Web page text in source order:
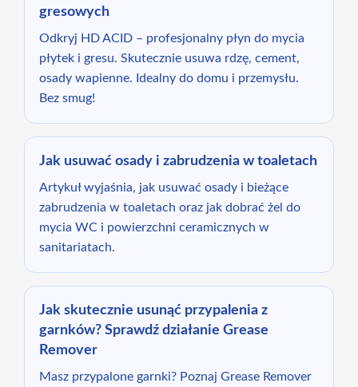
gresowych
Odkryj HD ACID – profesjonalny płyn do mycia
płytek i gresu. Skutecznie usuwa rdzę, cement,
osady wapienne. Idealny do domu i przemysłu.
Bez smug!
Jak usuwać osady i zabrudzenia w toaletach
Artykuł wyjaśnia, jak usuwać osady i bieżące
zabrudzenia w toaletach oraz jak dobrać żel do
mycia WC i powierzchni ceramicznych w
sanitariatach.
Jak skutecznie usunąć przypalenia z
garnków? Sprawdź działanie Grease
Remover
Masz przypalone garnki? Poznaj Grease Remover